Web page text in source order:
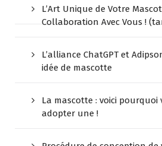
L’Art Unique de Votre
Collaboration Avec Vous !
L’alliance ChatGPT et
idée de mascotte
La mascotte : voici pourquoi
adopter une !